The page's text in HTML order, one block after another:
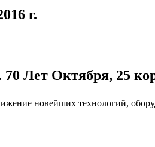
г.
Лет Октября, 25
новейших технологий,